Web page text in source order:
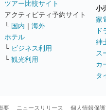
ツアー比較サイト
アクティビティ予約サイト
└ 国内 ｜ 海外
ホテル
└ ビジネス利用
└ 観光利用
小
家
ド
紳
ス
カ
タ
要 ニュースリリース 個人情報保